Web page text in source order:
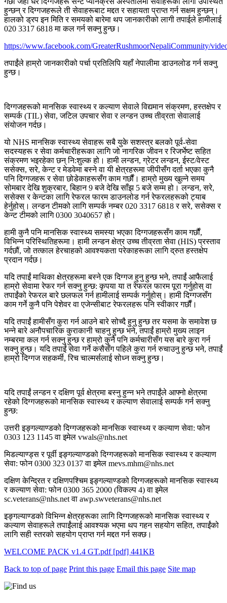
हुन्छन् र दिग्गजहरूले ती सेवाहरूबाट मद्दत र सहायता प्राप्त गर्न सक्षम हुन्छन्।
हालको ड्रप इन मिति र समयको बारेमा थप जानकारीको लागी तपाईले हामीलाई
020 3317 6818 मा कल गर्न सक्नु हुन्छ।
https://www.facebook.com/GreaterRushmoorNepaliCommunity/
तपाईंले हाम्रो जानकारीको पर्चा प्रतिलिपि यहाँ नेपालीमा डाउनलोड गर्न सक्नु
हुन्छ।
दिग्गजहरूको मानसिक स्वास्थ्य र कल्याण सेवाले विद्यमान संक्रमण, हस्तक्षेप र
सम्पर्क (TIL) सेवा, जटिल उपचार सेवा र लन्डन उच्च तीव्रता सेवालाई
संयोजन गर्दछ।
यो NHS मानसिक स्वास्थ्य सेवाहरू सबै युके सशस्त्र बलको पूर्व-सेवा
सदस्यहरू र सेवा कर्मचारीहरूका लागि जो नागरिक जीवन र रिजर्भेष्ट सहित
संक्रमण भइरहेका छन् नि:शुल्क हो। हामी लन्डन, ग्रेटर लन्डन, ईस्ट/वेस्ट
ससेक्स, सरे, केन्ट र मेडवेमा बस्ने वा यी क्षेत्रहरूमा जीपीसँग दर्ता भएका कुनै
पनि दिग्गजहरू र सेवा छोडेकाहरूसँग काम गर्छौं। हाम्रो मुख्य खुल्ने समय
सोमबार देखि शुक्रबार, बिहान 9 बजे देखि साँझ 5 बजे सम्म हो। लन्डन, सरे,
ससेक्स र केन्टका लागि रेफरल फारम डाउनलोड गर्न रेफरलहरूको ट्याब
हेर्नुहोस्। लन्डन टीमको लागि सम्पर्क नम्बर 020 3317 6818 र सरे, ससेक्स र
केन्ट टीमको लागि 0300 3040657 हो।
हामी कुनै पनि मानसिक स्वास्थ्य समस्या भएका दिग्गजहरूसँग काम गर्छौं,
विभिन्न परिस्थितिहरूमा। हामी लन्डन क्षेत्र उच्च तीव्रता सेवा (HIS) प्रस्ताव
गर्दछौं, जो तत्काल हेरचाहको आवश्यकता परेकाहरूका लागि द्रुत हस्तक्षेप
प्रदान गर्दछ।
यदि तपाईं माथिका क्षेत्रहरूमा बस्ने एक दिग्गज हुनु हुन्छ भने, तपाईं आफैलाई
हाम्रो सेवामा रेफर गर्न सक्नु हुन्छ: कृपया या त रेफरल फारम पूरा गर्नुहोस् वा
तपाईंको रेफरल बारे छलफल गर्न हामीलाई सम्पर्क गर्नुहोस्। हामी दिग्गजसँग
काम गर्ने कुनै पनि पेशेवर वा एजेन्सीबाट रेफरलहरू पनि स्वीकार गर्छौं।
यदि तपाईं हामीसँग कुरा गर्न आउने बारे सोच्दै हुनु हुन्छ तर यसमा के समावेश छ
भन्ने बारे अनौपचारिक कुराकानी चाहनु हुन्छ भने, तपाईं हाम्रो मुख्य लाइन
नम्बरमा कल गर्न सक्नु हुन्छ र हाम्रो कुनै पनि कर्मचारीसँग यस बारे कुरा गर्न
सक्नु हुन्छ। यदि तपाईं सेवा गर्ने कसैसँग पहिले कुरा गर्न रुचाउनु हुन्छ भने, तपाईं
हाम्रो दिग्गज सहकर्मी, रिच चाल्मर्सलाई सोध्न सक्नु हुन्छ।
यदि तपाईं लन्डन र दक्षिण पूर्व क्षेत्रमा बस्नु हुन्न भने तपाईंले आफ्नो क्षेत्रमा
रहेको दिग्गजहरूको मानसिक स्वास्थ्य र कल्याण सेवालाई सम्पर्क गर्न सक्नु
हुन्छ:
उत्तरी इङ्गल्याण्डको दिग्गजहरूको मानसिक स्वास्थ्य र कल्याण सेवा: फोन
0303 123 1145 वा इमेल vwals@nhs.net
मिडल्याण्ड्स र पूर्वी इङ्गल्याण्डको दिग्गजहरूको मानसिक स्वास्थ्य र कल्याण
सेवा: फोन 0300 323 0137 वा इमेल mevs.mhm@nhs.net
दक्षिण केन्द्रित र दक्षिणपश्चिम इङ्गल्याण्डको दिग्गजहरूको मानसिक स्वास्थ्य
र कल्याण सेवा: फोन 0300 365 2000 (विकल्प 4) वा इमेल
sc.veterans@nhs.net वा awp.swveterans@nhs.net
इङ्गल्याण्डको विभिन्न क्षेत्रहरूका लागि दिग्गजहरूको मानसिक स्वास्थ्य र
कल्याण सेवाहरूले तपाईंलाई आवश्यक भएमा थप गहन सहयोग सहित, तपाईंको
लागि सही स्तरको सहयोग प्राप्त गर्न मद्दत गर्न सक्छ।
WELCOME PACK v1.4 GT.pdf [pdf] 441KB
Back to top of page Print this page Email this page Site map